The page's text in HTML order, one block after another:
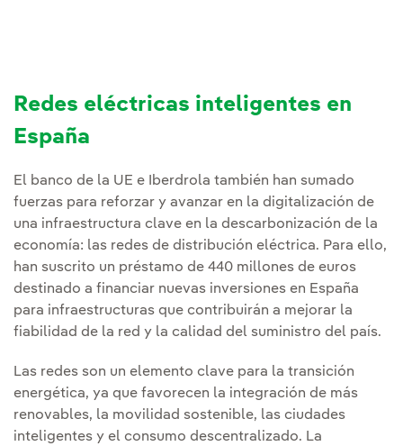
Redes eléctricas inteligentes en
España
El banco de la UE e Iberdrola también han sumado
fuerzas para reforzar y avanzar en la digitalización de
una infraestructura clave en la descarbonización de la
economía: las redes de distribución eléctrica. Para ello,
han suscrito un préstamo de 440 millones de euros
destinado a financiar nuevas inversiones en España
para infraestructuras que contribuirán a mejorar la
fiabilidad de la red y la calidad del suministro del país.
Las redes son un elemento clave para la transición
energética, ya que favorecen la integración de más
renovables, la movilidad sostenible, las ciudades
inteligentes y el consumo descentralizado. La